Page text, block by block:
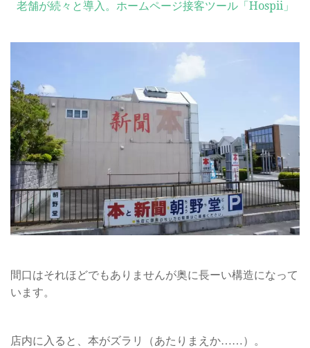
老舗が続々と導入。ホームページ接客ツール「Hospii」
間口はそれほどでもありませんが奥に長ーい構造になって
います。
店内に入ると、本がズラリ（あたりまえか……）。